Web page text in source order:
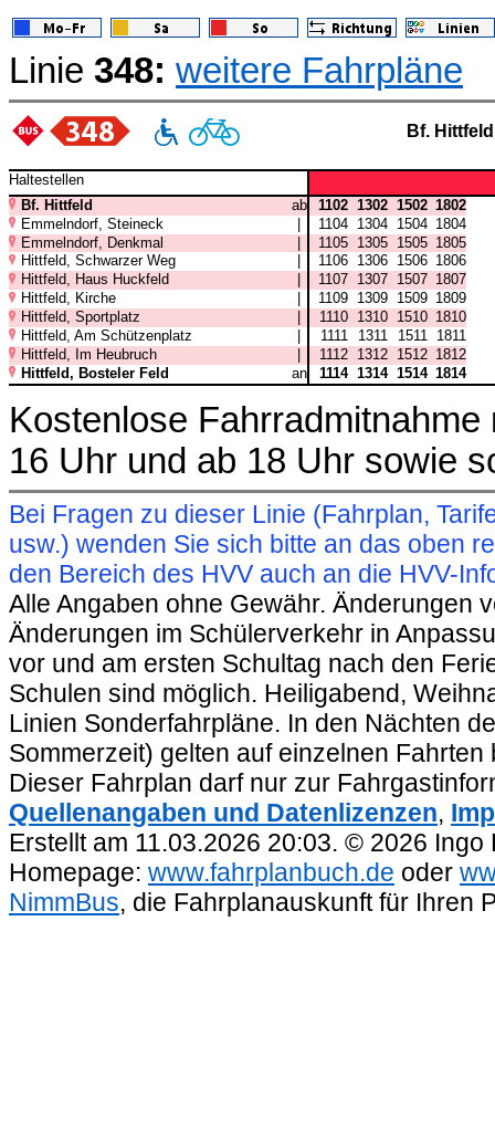
Linie 348: weitere Fahrpläne
Bf. Hittfeld
Haltestellen
Bf. Hittfeld
ab 1102 1302 1502 1802
Emmelndorf, Steineck
| 1104 1304 1504 1804
Emmelndorf, Denkmal
| 1105 1305 1505 1805
Hittfeld, Schwarzer Weg
1106 1306 1506 1806
Hittfeld, Haus Huckfeld
1107 1307 1507 1807
Hittfeld, Kirche
1109 1309 1509 1809
Hittfeld, Sportplatz
1110 1310 1510 1810
Hittfeld, Am Schützenplatz
1111 1311 1511
1811
Hittfeld, Im Heubruch
1112 1312 1512 1812
Hittfeld, Bosteler Feld
an 1114 1314 1514 1814
Kostenlose
16 Uhr und ab 18 Uhr sowie
Bei Fragen zu dieser Linie (Fahrplan,
usw.) wenden Sie sich bitte an das oben
den Bereich des HVV auch an die HVV-
Alle Angaben ohne Gewähr. Änderungen
Änderungen im Schülerverkehr in
vor und am ersten Schultag nach den
Schulen sind möglich. Heiligabend,
Linien Sonderfahrpläne. In den Nächten
Sommerzeit) gelten auf einzelnen
Dieser Fahrplan darf nur zur
Quellenangaben und Datenlizenzen,
Erstellt am 11.03.2026 20:03. © 2026
Homepage: www.fahrplanbuch.de oder
NimmBus, die Fahrplanauskunft für Ihren